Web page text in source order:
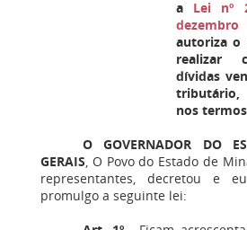
a Lei nº
autoriza o
realizar
dívidas
nos
O GOVERNADOR DO
GERAIS, O Povo do Estado de
representantes, decretou e
promulgo a seguinte lei: